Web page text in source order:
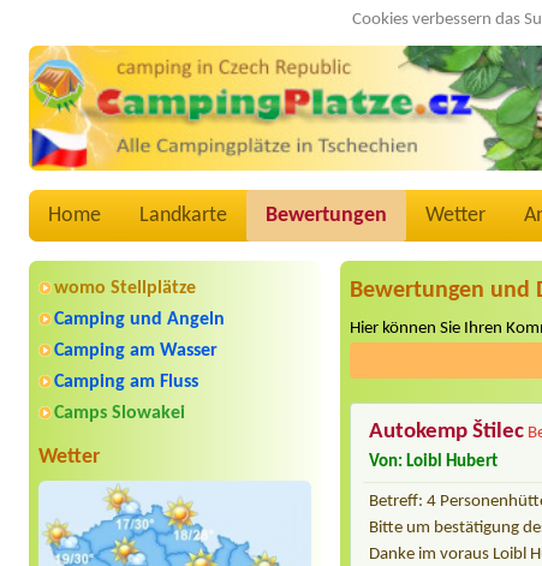
Cookies verbessern das
Home Landkarte Bewertungen Wetter
womo Stellplätze
Camping und Angeln
Camping am Wasser
Camping am Fluss
Camps Slowakei
Wetter
Bewertungen und
Hier können Sie Ihren
Autokemp Štilec
Von: Loibl Hubert
Betreff: 4
Bitte um bestätigung
Danke im voraus Loibl